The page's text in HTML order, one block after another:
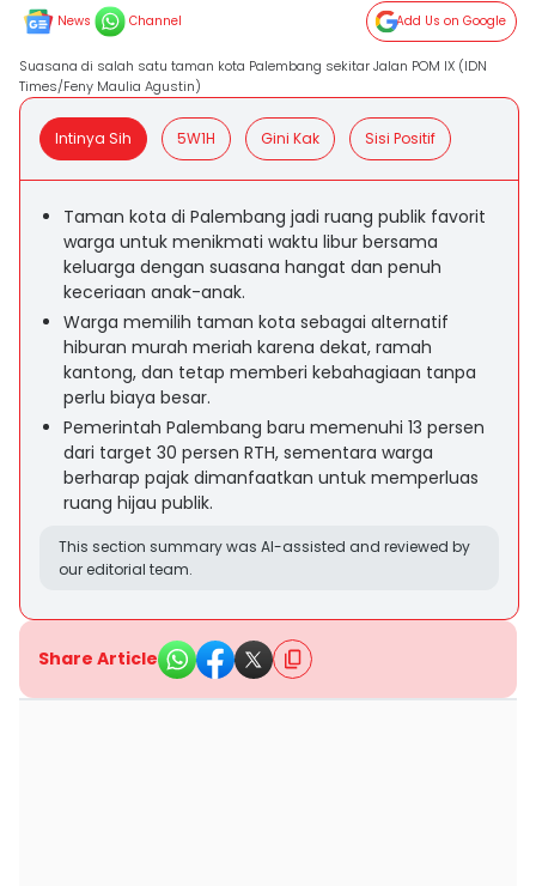
News Channel Add Us on Google
Suasana di salah satu taman kota Palembang sekitar Jalan POM IX (IDN
Times/Feny Maulia Agustin)
Intinya Sih 5W1H Gini Kak Sisi Positif
Taman kota di Palembang jadi ruang publik favorit
warga untuk menikmati waktu libur bersama
keluarga dengan suasana hangat dan penuh
keceriaan anak-anak.
Warga memilih taman kota sebagai alternatif
hiburan murah meriah karena dekat, ramah
kantong, dan tetap memberi kebahagiaan tanpa
perlu biaya besar.
Pemerintah Palembang baru memenuhi 13 persen
dari target 30 persen RTH, sementara warga
berharap pajak dimanfaatkan untuk memperluas
ruang hijau publik.
This section summary was AI-assisted and reviewed by
our editorial team.
Share Article